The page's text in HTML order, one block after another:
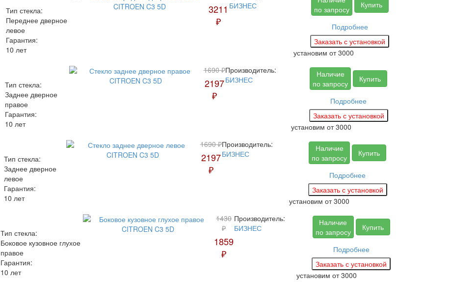
Тип стекла:
Переднее дверное
левое
Гарантия:
10 лет
3211
₽
БИЗНЕС
по запросу
Купить
Подробнее
установим от 3000
Тип стекла:
Заднее дверное
правое
Гарантия:
10 лет
1690 ₽
2197
₽
Производитель:
БИЗНЕС
Наличие
по запросу
Купить
Подробнее
установим от 3000
Тип стекла:
Заднее дверное
левое
Гарантия:
10 лет
1690 ₽
2197
₽
Производитель:
БИЗНЕС
Наличие
по запросу
Купить
Подробнее
установим от 3000
Тип стекла:
Боковое кузовное глухое
правое
Гарантия:
10 лет
1430
₽
1859
₽
Производитель:
БИЗНЕС
Наличие
по запросу
Купить
Подробнее
установим от 3000